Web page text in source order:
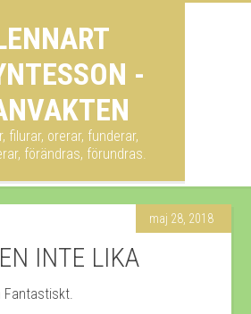
-
filurar, orerar, funderar,
förändras, förundras.
maj 28, 2018
INTE LIKA
Fantastiskt.